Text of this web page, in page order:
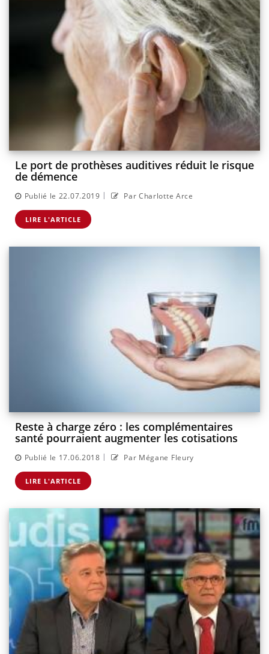
Le port de prothèses auditives réduit le risque
de démence
Publié le 22.07.2019 | Par Charlotte Arce
LIRE L'ARTICLE
Reste à charge zéro : les complémentaires
santé pourraient augmenter les cotisations
Publié le 17.06.2018 | Par Mégane Fleury
LIRE L'ARTICLE